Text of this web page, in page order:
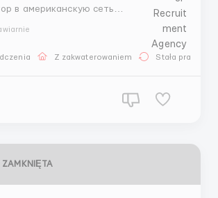
в американскую сеть
штат Миннесота, в 1992 году. По
май 2019 года, компания имеет 603
Z zakwaterowaniem Stała praca
ZAMKNIĘTA